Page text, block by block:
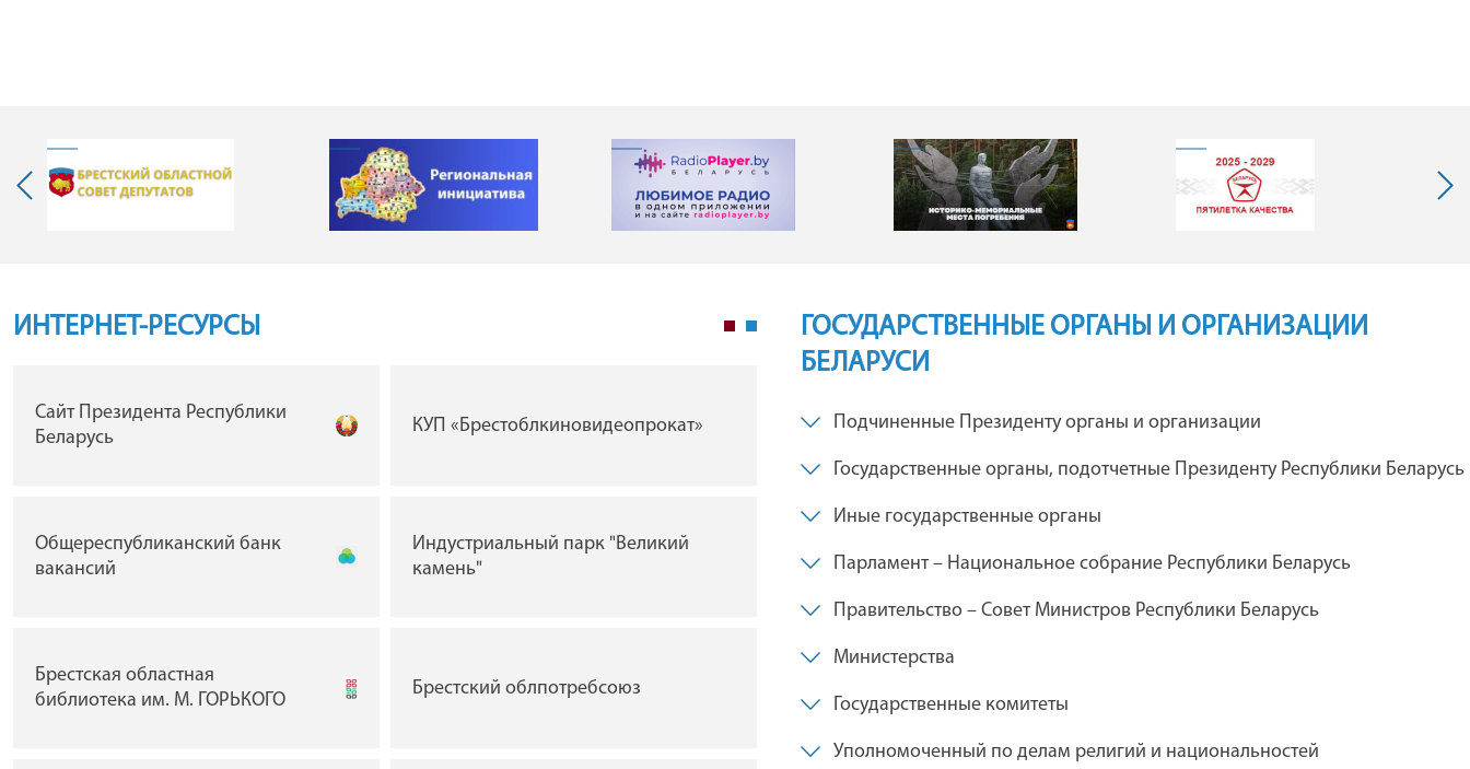
ИНТЕРНЕТ-РЕСУРСЫ
Сайт Президента Республики
Беларусь
КУП «Брестоблкиновидеопрокат»
Общереспубликанский банк
вакансий
Индустриальный парк "Великий
камень"
Брестская областная
библиотека им. М. ГОРЬКОГО
Брестский облпотребсоюз
ГУ "Брестская областная
филармония"
Каталог предприятий концерна
"Беллегпром"
драмы им. Ленинского комсомола
Дебюрократизация
Брестская таможня
ГОСУДАРСТВЕННЫЕ ОРГАНЫ И ОРГАНИЗАЦИИ
БЕЛАРУСИ
Подчиненные Президенту органы и организации
Государственные органы, подотчетные Президенту Республики Беларусь
Иные государственные органы
Парламент – Национальное собрание Республики Беларусь
Правительство – Совет Министров Республики Беларусь
Министерства
Государственные комитеты
Уполномоченный по делам религий и национальностей